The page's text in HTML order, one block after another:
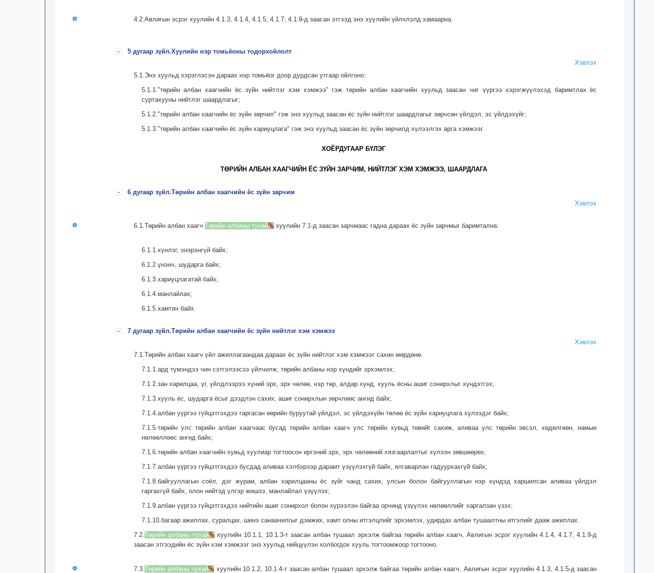
4.2.Авлигын эсрэг хуулийн 4.1.3, 4.1.4, 4.1.5, 4.1.7, 4.1.9-д заасан этгээд энэ хуулийн үйлчлэлд хамаарна.
5 дугаар зүйл.Хуулийн нэр томьёоны тодорхойлолт
Хэвлэх
5.1.Энэ хуульд хэрэглэсэн дараах нэр томьёог доор дурдсан утгаар ойлгоно:
5.1.1."төрийн албан хаагчийн ёс зүйн нийтлэг хэм хэмжээ" гэж төрийн албан хаагчийн хуульд заасан чиг үүргээ хэрэгжүүлэхэд баримтлах ёс
суртахууны нийтлэг шаардлагыг;
5.1.2."төрийн албан хаагчийн ёс зүйн зөрчил" гэж энэ хуульд заасан ёс зүйн нийтлэг шаардлагыг зөрчсөн үйлдэл, эс үйлдэхүйг;
5.1.3."төрийн албан хаагчийн ёс зүйн хариуцлага" гэж энэ хуульд заасан ёс зүйн зөрчилд хүлээлгэх арга хэмжээг.
ХОЁРДУГААР БҮЛЭГ
ТӨРИЙН АЛБАН ХААГЧИЙН ЁС ЗҮЙН ЗАРЧИМ, НИЙТЛЭГ ХЭМ ХЭМЖЭЭ, ШААРДЛАГА
6 дугаар зүйл.Төрийн албан хаагчийн ёс зүйн зарчим
Хэвлэх
6.1.Төрийн албан хаагч Төрийн албаны тухай хуулийн 7.1-д заасан зарчмаас гадна дараах ёс зүйн зарчмыг баримтална:
6.1.1.хүнлэг, энэрэнгүй байх;
6.1.2.үнэнч, шударга байх;
6.1.3.хариуцлагатай байх;
6.1.4.манлайлах;
6.1.5.хамтач байх.
7 дугаар зүйл.Төрийн албан хаагчийн ёс зүйн нийтлэг хэм хэмжээ
Хэвлэх
7.1.Төрийн албан хаагч үйл ажиллагаандаа дараах ёс зүйн нийтлэг хэм хэмжээг сахин мөрдөнө:
7.1.1.ард түмэндээ чин сэтгэлээсээ үйлчилж, төрийн албаны нэр хүндийг эрхэмлэх;
7.1.2.зан харилцаа, үг, үйлдлээрээ хүний эрх, эрх чөлөө, нэр төр, алдар хүнд, хууль ёсны ашиг сонирхлыг хүндэтгэх;
7.1.3.хууль ёс, шударга ёсыг дээдлэн сахих, ашиг сонирхлын зөрчлөөс ангид байх;
7.1.4.албан үүргээ гүйцэтгэхдээ гаргасан өөрийн буруутай үйлдэл, эс үйлдэхүйн төлөө ёс зүйн хариуцлага хүлээдэг байх;
7.1.5.төрийн улс төрийн албан хаагчаас бусад төрийн албан хаагч улс төрийн хувьд төвийг сахиж, аливаа улс төрийн эвсэл, хөдөлгөөн, намын
нөлөөллөөс ангид байх;
7.1.6.төрийн албан хаагчийн хувьд хуулиар тогтоосон иргэний эрх, эрх чөлөөний хязгаарлалтыг хүлээн зөвшөөрөх;
7.1.7.албан үүргээ гүйцэтгэхдээ бусдад аливаа хэлбэрээр дарамт үзүүлэхгүй байх, ялгаварлан гадуурхахгүй байх;
7.1.8.байгууллагын соёл, дэг журам, албан харилцааны ёс зүйг чанд сахих, улсын болон байгууллагын нэр хүндэд харшилсан аливаа үйлдэл
гаргахгүй байх, олон нийтэд үлгэр жишээ, манлайлал үзүүлэх;
7.1.9.албан үүргээ гүйцэтгэхдээ нийтийн ашиг сонирхол болон хүрээлэн байгаа орчинд үзүүлэх нөлөөллийг харгалзан үзэх;
7.1.10.багаар ажиллах, суралцах, шинэ санаачилгыг дэмжих, хамт олны итгэлцлийг эрхэмлэх, удирдах албан тушаалтны итгэлийг дааж ажиллах.
7.2. Төрийн албаны тухай
хуулийн 10.1.1, 10.1.3-т заасан албан тушаал эрхэлж байгаа төрийн албан хаагч, Авлигын эсрэг хуулийн 4.1.4, 4.1.7, 4.1.9-д
заасан этгээдийн ёс зүйн хэм хэмжээг энэ хуульд нийцүүлэн холбогдох хууль тогтоомжоор тогтооно.
7.3. Төрийн албаны тухай
хуулийн 10.1.2, 10.1.4-т заасан албан тушаал эрхэлж байгаа төрийн албан хаагч, Авлигын эсрэг хуулийн 4.1.3, 4.1.5-д заасан